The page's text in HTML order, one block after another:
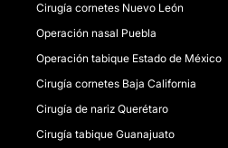
Cirugía cornetes Nuevo León
Operación nasal Puebla
Operación tabique Estado de México
Cirugía cornetes Baja California
Cirugía de nariz Querétaro
Cirugía tabique Guanajuato